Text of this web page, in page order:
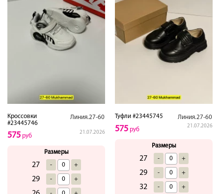
Кроссовки
#23445746
Линия.27-60
21.07.2026
575 руб
Размеры
27 - +
29 - +
Туфли #23445745 Линия.27-60
21.07.2026
575 руб
Размеры
27 - +
29 - +
32 - +